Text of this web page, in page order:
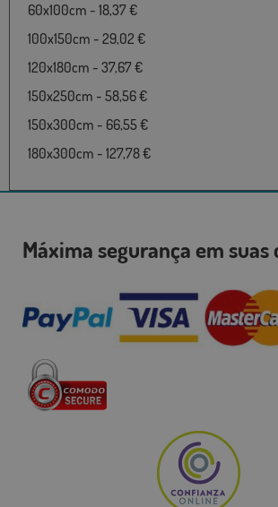
60x100cm - 18,37 €
100x150cm - 29,02 €
120x180cm - 37,67 €
150x250cm - 58,56 €
150x300cm - 66,55 €
180x300cm - 127,78 €
Máxima segurança em suas